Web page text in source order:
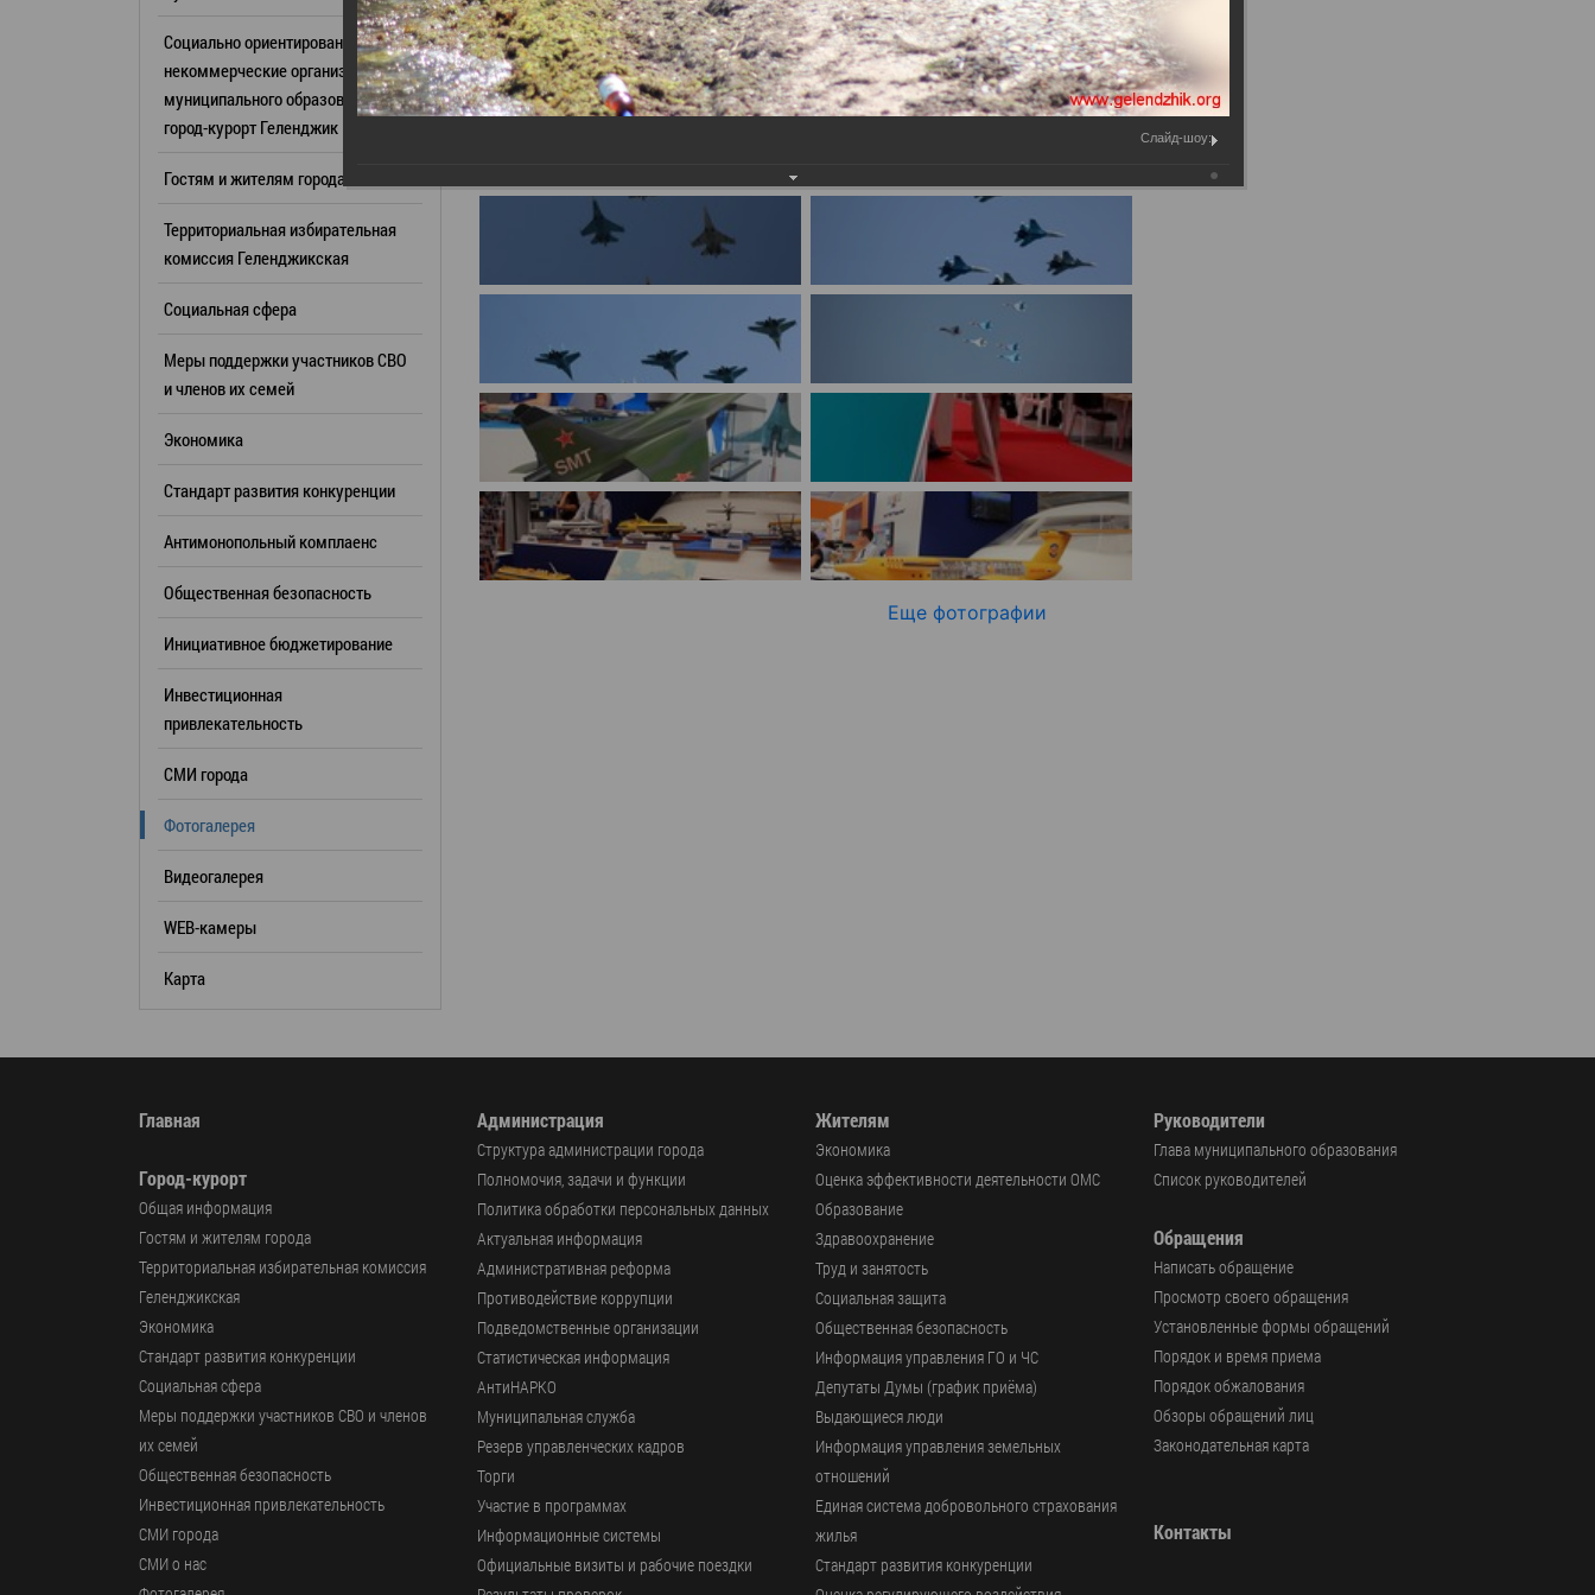
Антимонопольный комплаенс
Общественная безопасность
Инициативное бюджетирование
Инвестиционная
РУКОВОДИТЕЛИ
Список руководителей
Резерв управленческих кадров
Торги
Сведения о нестационарных
субъектов МСП
Участие в программах
Официальные визиты и рабочие
поездки
Результаты проверок
Профсоюзные организации
имуществе и обязательствах
имущественного характера
План работы и график сессий
Написать обращение
Просмотр своего обращения
Установленные формы
обращений
Порядок и время приема
Порядок обжалования
Обзоры обращений лиц
Законодательная карта
Порядок оказания бесплатной
юридической помощи
Региональный государственный
Документы о выявлении
Социально ориентированные
некоммерческие организации
муниципального образования
город-курорт Геленджик
Гостям и жителям города
Территориальная избирательная
комиссия Геленджикcкая
Социальная сфера
Меры поддержки участников СВО
и членов их семей
Экономика
Стандарт развития конкуренции
Антимонопольный комплаенс
Общественная безопасность
Инициативное бюджетирование
Инвестиционная
привлекательность
СМИ города
Фотогалерея
Видеогалерея
WEB-камеры
Карта
Еще фотографии
Главная
Город-курорт
Общая информация
Гостям и жителям города
Территориальная избирательная комиссия
Геленджикcкая
Экономика
Стандарт развития конкуренции
Социальная сфера
Меры поддержки участников СВО и членов
их семей
Общественная безопасность
Инвестиционная привлекательность
СМИ города
СМИ о нас
Администрация
Структура администрации города
Полномочия, задачи и функции
Политика обработки персональных данных
Актуальная информация
Административная реформа
Противодействие коррупции
Подведомственные организации
Статистическая информация
АнтиНАРКО
Муниципальная служба
Резерв управленческих кадров
Торги
Участие в программах
Информационные системы
Официальные визиты и рабочие поездки
Жителям
Экономика
Оценка эффективности деятельности ОМС
Образование
Здравоохранение
Труд и занятость
Социальная защита
Общественная безопасность
Информация управления ГО и ЧС
Депутаты Думы (график приёма)
Выдающиеся люди
Информация управления земельных
отношений
Единая система добровольного страхования
жилья
Стандарт развития конкуренции
Руководители
Глава муниципального образования
Список руководителей
Обращения
Написать обращение
Просмотр своего обращения
Установленные формы обращений
Порядок и время приема
Порядок обжалования
Обзоры обращений лиц
Законодательная карта
Контакты
Слайд-шоу: